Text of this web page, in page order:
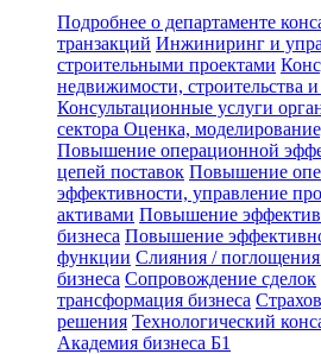
Подробнее о департаменте
транзакций Инжиниринг и
строительными проектами
недвижимости, строительства
Консультационные услуги
сектора Оценка,
Повышение операционной
цепей поставок Повышение
эффективности, управление
активами Повышение
бизнеса Повышение
функции Слияния / поглощения
бизнеса Сопровождение сделок
трансформация бизнеса
решения Технологический
Академия бизнеса Б1